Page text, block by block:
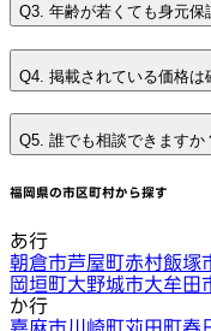
Q3. 年齢が若くても身元保
Q4. 掲載されている価格は
Q5. 誰でも相談できますか
福岡県の市区町村から探す
あ行
朝倉市芦屋町赤村飯塚
岡垣町大野城市大牟田
か行